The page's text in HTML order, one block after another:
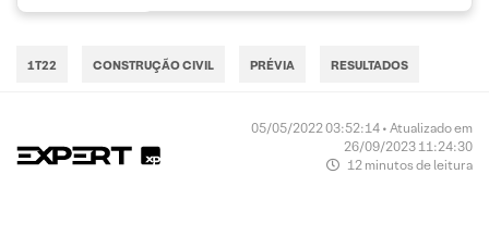
1T22 CONSTRUÇÃO CIVIL PRÉVIA RESULTADOS
05/05/2022 03:52:14 • Atualizado em
26/09/2023 11:24:30
12 minutos de leitura